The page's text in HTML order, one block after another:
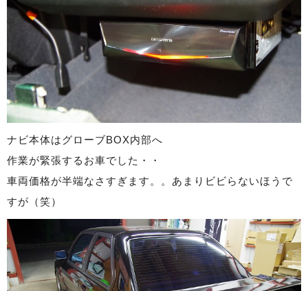
ナビ本体はグローブBOX内部へ
作業が緊張するお車でした・・
車両価格が半端なさすぎます。。あまりビビらないほうで
すが（笑）